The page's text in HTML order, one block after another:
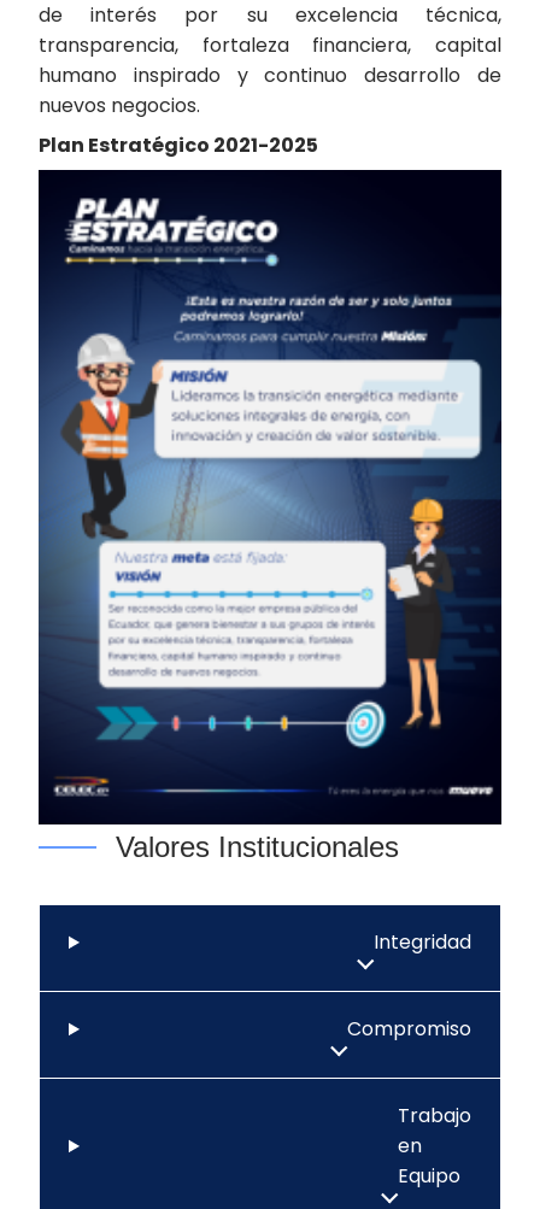
de interés por su excelencia técnica,
transparencia, fortaleza financiera, capital
humano inspirado y continuo desarrollo de
nuevos negocios.
Plan Estratégico 2021-2025
Valores Institucionales
Integridad
Compromiso
Trabajo
en
Equipo